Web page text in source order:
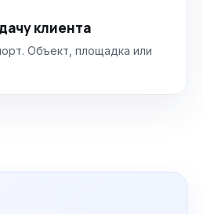
клиента
Объект, площадка или